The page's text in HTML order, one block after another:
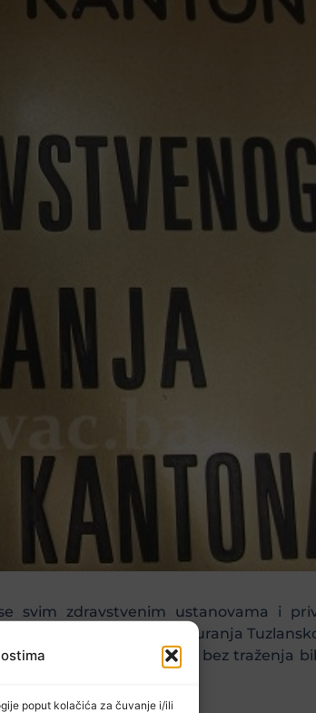
poput kolačića za čuvanje i/ili
svim zdravstvenim ustanovama i
zdravstvenog osiguranja
zdravstvenu zaštitu bez traženja